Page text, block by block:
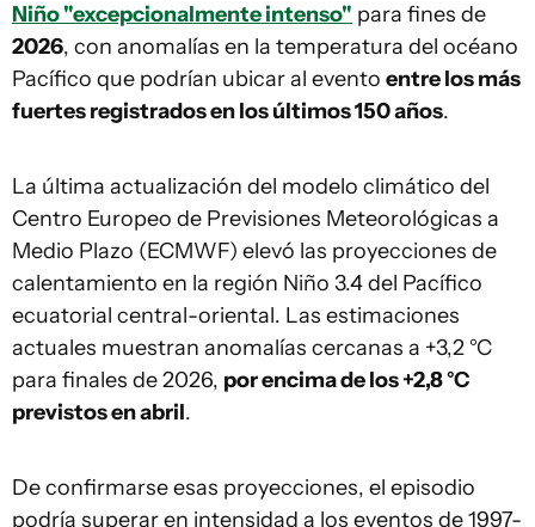
Niño "excepcionalmente intenso" para fines de
2026, con anomalías en la temperatura del océano
Pacífico que podrían ubicar al evento entre los más
fuertes registrados en los últimos 150 años.
La última actualización del modelo climático del
Centro Europeo de Previsiones Meteorológicas a
Medio Plazo (ECMWF) elevó las proyecciones de
calentamiento en la región Niño 3.4 del Pacífico
ecuatorial central-oriental. Las estimaciones
actuales muestran anomalías cercanas a +3,2 °C
para finales de 2026, por encima de los +2,8 °C
previstos en abril.
De confirmarse esas proyecciones, el episodio
podría superar en intensidad a los eventos de 1997-